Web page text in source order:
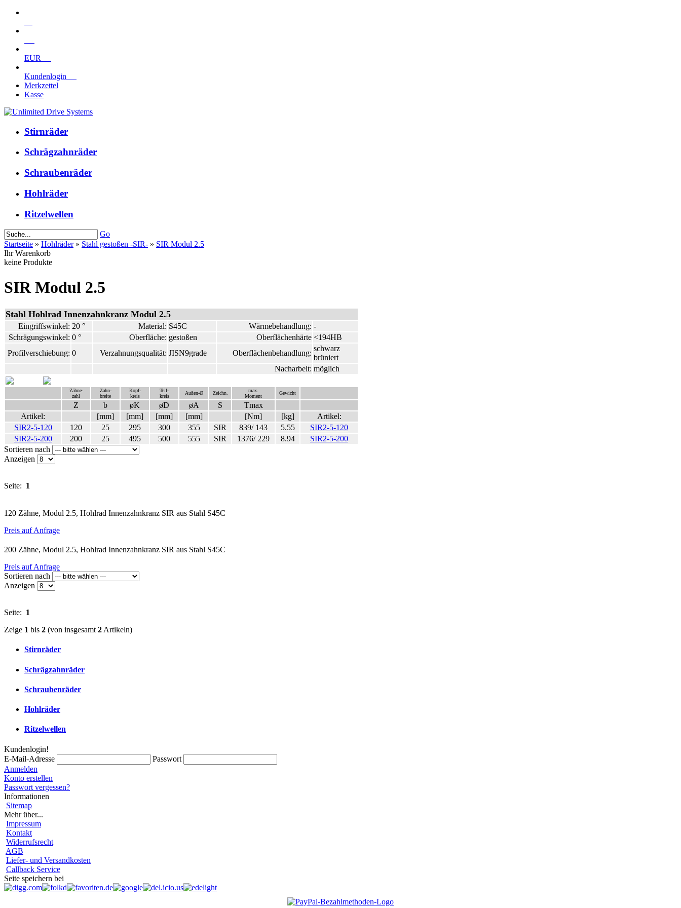
EUR
Kundenlogin
Merkzettel
Kasse
Stirnräder
Schrägzahnräder
Schraubenräder
Hohlräder
Ritzelwellen
Go
Startseite » Hohlräder» Stahl gestoßen -SIR- » SIR Modul 2.5
Ihr Warenkorb
keine Produkte
SIR Modul 2.5
Stahl Hohlrad Innenzahnkranz Modul 2.5
Eingriffswinkel: 20 ° Material: S45C Wärmebehandlung: -
Schrägungswinkel: 0 ° Oberfläche: gestoßen Oberflächenhärte <194HB
Profilverschiebung: 0 Verzahnungsqualität: JISN9grade Oberflächenbehandlung:
schwarz
brüniert
Nacharbeit: möglich
Zähne-
zahl
Zahn-
breite
Kopf-
kreis
Teil-
kreis
Außen-Ø Zeichn.
max.
Moment
Gewicht
Z b øK øD øA S
Tmax
Artikel:
[mm] [mm] [mm] [mm] [Nm] [kg]
Artikel:
SIR2-5-120
120 25 295 300 355 SIR 839/ 143 5.55
SIR2-5-120
SIR2-5-200
200 25 495 500 555 SIR 1376/ 229 8.94
SIR2-5-200
Sortieren nach
Anzeigen
Seite: 1
120 Zähne, Modul 2.5, Hohlrad Innenzahnkranz SIR aus Stahl S45C
Preis auf Anfrage
200 Zähne, Modul 2.5, Hohlrad Innenzahnkranz SIR aus Stahl S45C
Preis auf Anfrage
Sortieren nach
Anzeigen
Seite: 1
Zeige 1 bis 2 (von insgesamt 2 Artikeln)
Stirnräder
Schrägzahnräder
Schraubenräder
Hohlräder
Ritzelwellen
Kundenlogin!
E-Mail-Adresse
Passwort
Anmelden
Konto erstellen
Passwort vergessen?
Informationen
Sitemap
Mehr über...
Impressum
Kontakt
Widerrufsrecht
AGB
Liefer- und Versandkosten
Callback Service
Seite speichern bei